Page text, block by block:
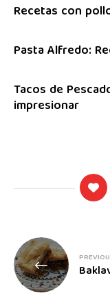
Recetas con
Pasta Alfredo:
Tacos de
impresionar